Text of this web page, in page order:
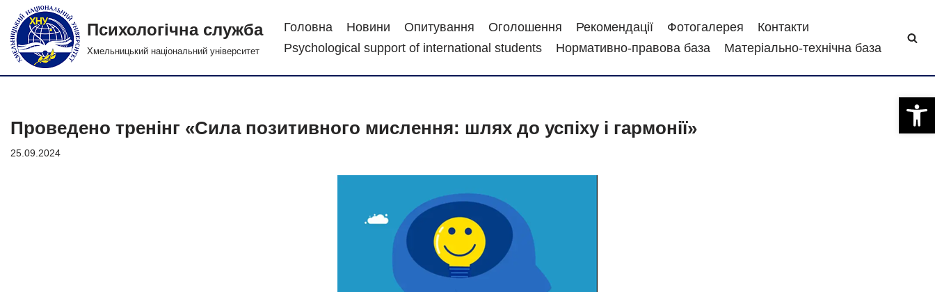
Перейти
до
вмісту
Психологічна служба
Хмельницький національний університет
Головна Новини Опитування Оголошення Рекомендації Фотогалерея
Контакти
Psychological support of international students
Нормативно-правова база Матеріально-технічна база
Проведено тренінг «Сила позитивного мислення: шлях до успіху і гармонії»
25.09.2024